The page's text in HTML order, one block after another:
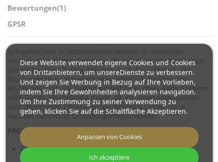
Bewertungen(1)
GPSR
Spiegelkacheln in Wabenmuster werden in modernen
Innenräumen immer beliebter. Ihr Hauptvorteil ist nicht nur
das einzigartige Design, sondern auch die Fähigkeit, den
Raum optisch zu erweitern, was selbst für die kleinsten
Räume ideal ist. Sie passen perfekt zu Küchen, Badezimmern
oder Fluren. Unabhängig davon, ob wir einen glamourösen
oder dezenteren Effekt erzielen möchten, bieten diese
Kacheln zahlreiche Gestaltungsmöglichkeiten.
PRODUKTSPEZIFIKATION:
Die Kacheln haben keine befestigten Aufhänger.
Diese Website verwendet eigene Cookies und Cookies
von Drittanbietern, um unsereDienste zu verbessern.
Und zeigen Sie Werbung in Bezug auf Ihre Vorlieben,
indem Sie Ihre Gewohnheiten analysieren navigation.
Um Ihre Zustimmung zu seiner Verwendung zu
geben, klicken Sie auf die Schaltfläche Akzeptieren.
Anpassen von Cookies
Ich akzeptiere